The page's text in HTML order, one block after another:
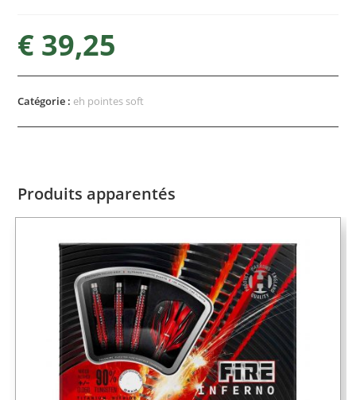
€ 39,25
Catégorie : eh pointes soft
Produits apparentés